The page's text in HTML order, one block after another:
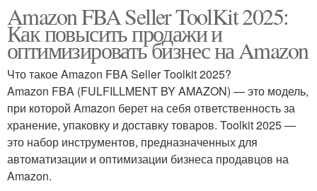
Amazon FBA Seller ToolKit 2025:
Как повысить продажи и
оптимизировать бизнес на Amazon
Что такое Amazon FBA Seller Toolkit 2025?
Amazon FBA (FULFILLMENT BY AMAZON) — это модель,
при которой Amazon берет на себя ответственность за
хранение, упаковку и доставку товаров. Toolkit 2025 —
это набор инструментов, предназначенных для
автоматизации и оптимизации бизнеса продавцов на
Amazon.